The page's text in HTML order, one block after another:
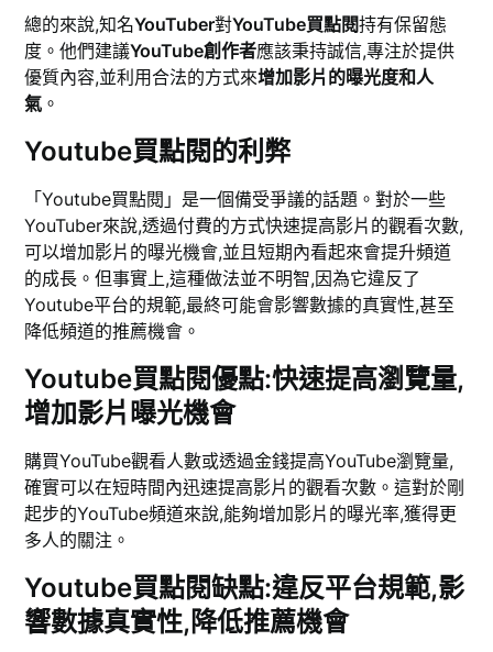
總的來說,知名YouTuber對YouTube買點閱持有保留態
度。他們建議YouTube創作者應該秉持誠信,專注於提供
優質內容,並利用合法的方式來增加影片的曝光度和人
氣 。
Youtube買點閱的利弊
「Youtube買點閱」是一個備受爭議的話題。對於一些
YouTuber來說,透過付費的方式快速提高影片的觀看次數,
可以增加影片的曝光機會,並且短期內看起來會提升頻道
的成長。但事實上,這種做法並不明智,因為它違反了
Youtube平台的規範,最終可能會影響數據的真實性,甚至
降低頻道的推薦機會。
Youtube買點閱優點:快速提高瀏覽量,
增加影片曝光機會
購買YouTube觀看人數或透過金錢提高YouTube瀏覽量,
確實可以在短時間內迅速提高影片的觀看次數。這對於剛
起步的YouTube頻道來說,能夠增加影片的曝光率,獲得更
多人的關注。
Youtube買點閱缺點:違反平台規範,影
響數據真實性,降低推薦機會